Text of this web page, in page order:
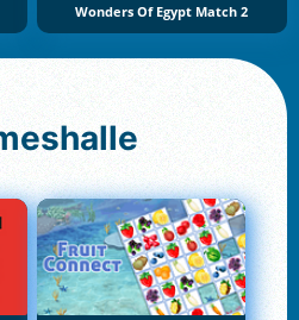
Wonders Of Egypt Match 2